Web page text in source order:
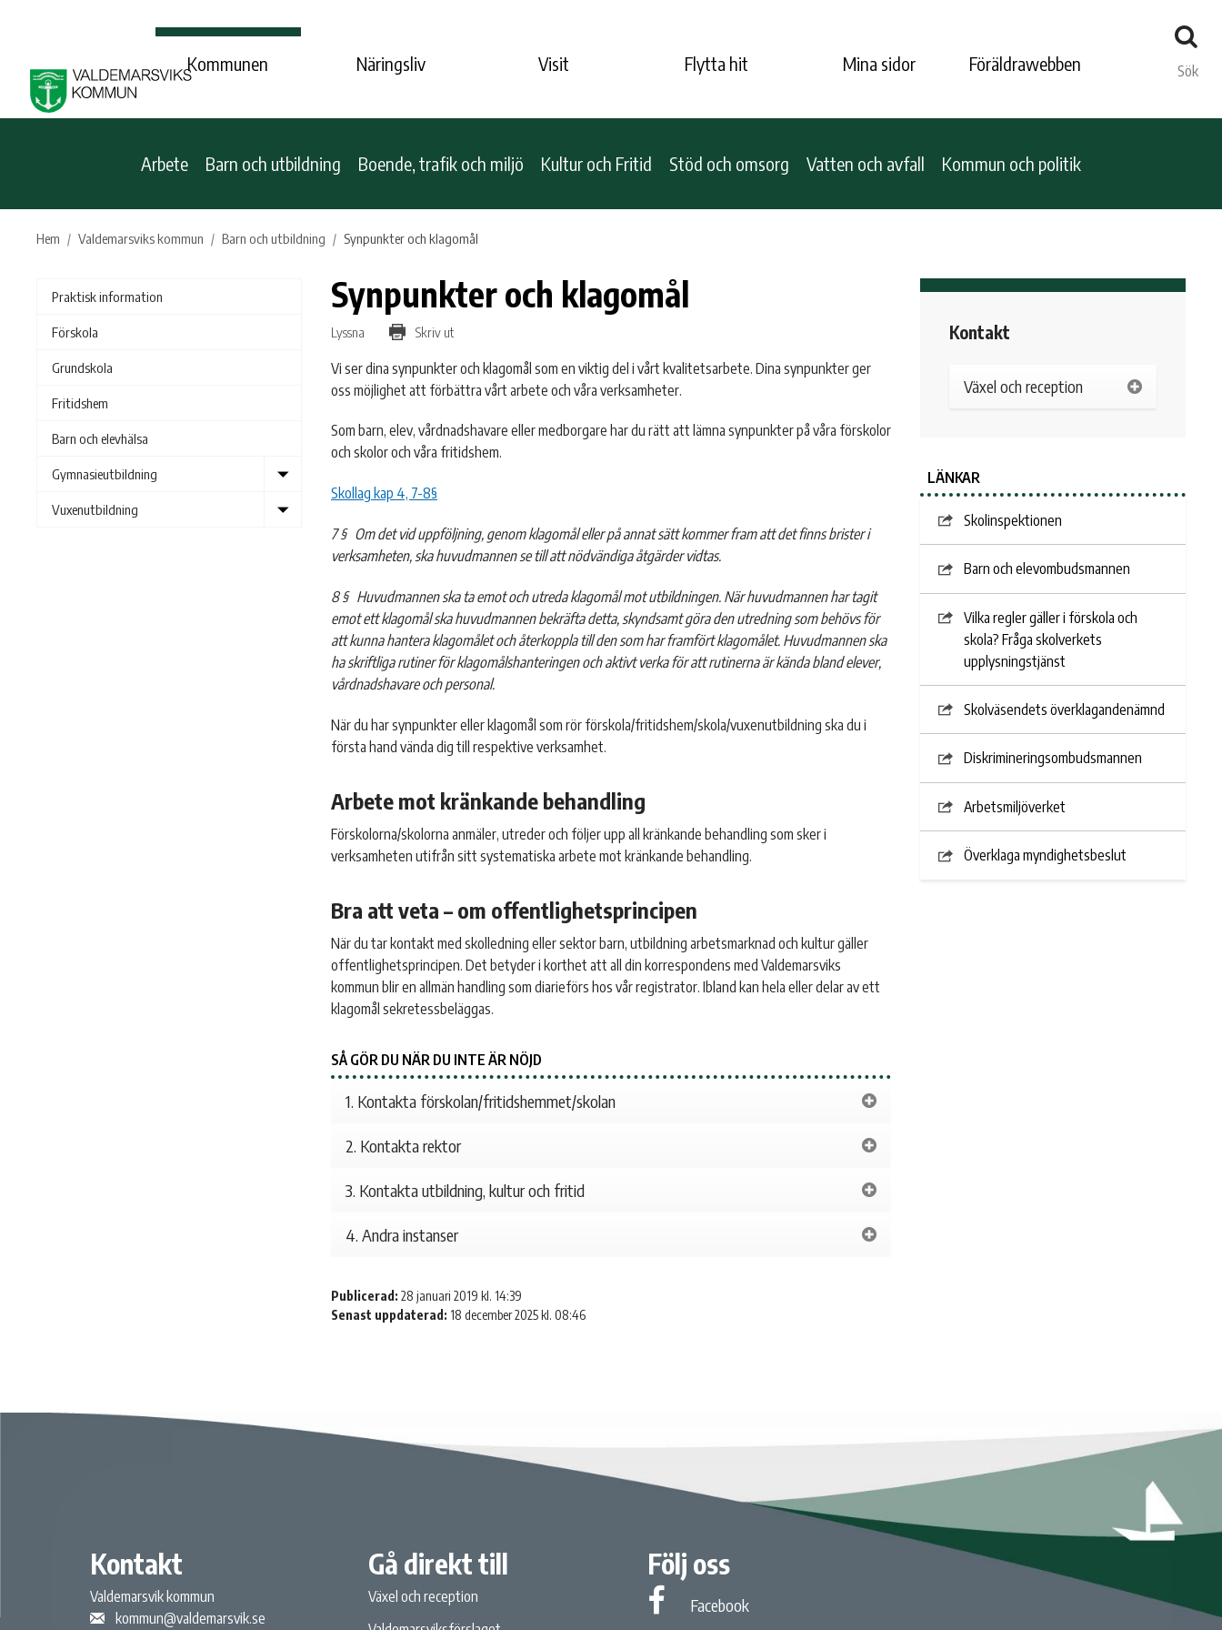
Sök
Kommunen Näringsliv Visit Flytta hit Mina sidor Föräldrawebben
Arbete Barn och utbildning Boende, trafik och miljö Kultur och Fritid Stöd och omsorg Vatten och avfall Kommun och politik
Hem Valdemarsviks kommun Barn och utbildning Synpunkter och klagomål
Praktisk information
Förskola
Grundskola
Fritidshem
Barn och elevhälsa
Gymnasieutbildning
Show
submenu
Vuxenutbildning
Show
Synpunkter och klagomål
Lyssna Skriv ut
Vi ser dina synpunkter och klagomål som en viktig del i vårt kvalitetsarbete. Dina synpunkter ger
oss möjlighet att förbättra vårt arbete och våra verksamheter.
Som barn, elev, vårdnadshavare eller medborgare har du rätt att lämna synpunkter på våra förskolor
och skolor och våra fritidshem.
Skollag kap 4, 7-8§
7 § Om det vid uppföljning, genom klagomål eller på annat sätt kommer fram att det finns brister i
verksamheten, ska huvudmannen se till att nödvändiga åtgärder vidtas.
8 § Huvudmannen ska ta emot och utreda klagomål mot utbildningen. När huvudmannen har tagit
emot ett klagomål ska huvudmannen bekräfta detta, skyndsamt göra den utredning som behövs för
att kunna hantera klagomålet och återkoppla till den som har framfört klagomålet. Huvudmannen ska
ha skriftliga rutiner för klagomålshanteringen och aktivt verka för att rutinerna är kända bland elever,
vårdnadshavare och personal.
När du har synpunkter eller klagomål som rör förskola/fritidshem/skola/vuxenutbildning ska du i
första hand vända dig till respektive verksamhet.
Arbete mot kränkande behandling
Förskolorna/skolorna anmäler, utreder och följer upp all kränkande behandling som sker i
verksamheten utifrån sitt systematiska arbete mot kränkande behandling.
Bra att veta – om offentlighetsprincipen
När du tar kontakt med skolledning eller sektor barn, utbildning arbetsmarknad och kultur gäller
offentlighetsprincipen. Det betyder i korthet att all din korrespondens med Valdemarsviks
kommun blir en allmän handling som diarieförs hos vår registrator. Ibland kan hela eller delar av ett
klagomål sekretessbeläggas.
SÅ GÖR DU NÄR DU INTE ÄR NÖJD
1. Kontakta förskolan/fritidshemmet/skolan
2. Kontakta rektor
3. Kontakta utbildning, kultur och fritid
4. Andra instanser
Publicerad: 28 januari 2019 kl. 14:39
Senast uppdaterad: 18 december 2025 kl. 08:46
Kontakt
Växel och reception
LÄNKAR
Skolinspektionen
Barn och elevombudsmannen
Vilka regler gäller i förskola och
skola? Fråga skolverkets
upplysningstjänst
Skolväsendets överklagandenämnd
Diskrimineringsombudsmannen
Arbetsmiljöverket
Överklaga myndighetsbeslut
Kontakt
Valdemarsvik kommun
kommun@valdemarsvik.se
Gå direkt till
Växel och reception
Följ oss
Facebook
Facebook